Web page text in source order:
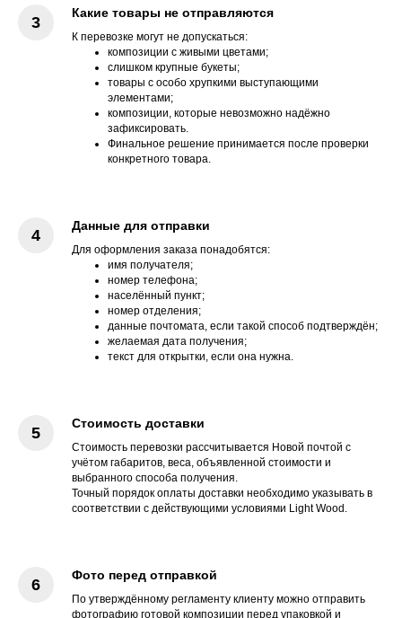
Какие товары не отправляются
К перевозке могут не допускаться:
композиции с живыми цветами;
слишком крупные букеты;
товары с особо хрупкими выступающими
элементами;
композиции, которые невозможно надёжно
зафиксировать.
Финальное решение принимается после проверки
конкретного товара.
Данные для отправки
Для оформления заказа понадобятся:
имя получателя;
номер телефона;
населённый пункт;
номер отделения;
данные почтомата, если такой способ подтверждён;
желаемая дата получения;
текст для открытки, если она нужна.
Стоимость доставки
Стоимость перевозки рассчитывается Новой почтой с
учётом габаритов, веса, объявленной стоимости и
выбранного способа получения.
Точный порядок оплаты доставки необходимо указывать в
соответствии с действующими условиями Light Wood.
Фото перед отправкой
По утверждённому регламенту клиенту можно отправить
фотографию готовой композиции перед упаковкой и